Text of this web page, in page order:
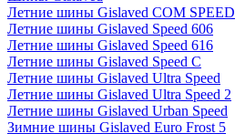
Летние шины Gislaved COM SPEED
Летние шины Gislaved Speed 606
Летние шины Gislaved Speed 616
Летние шины Gislaved Speed C
Летние шины Gislaved Ultra Speed
Летние шины Gislaved Ultra Speed 2
Летние шины Gislaved Urban Speed
Зимние шины Gislaved Euro Frost 5